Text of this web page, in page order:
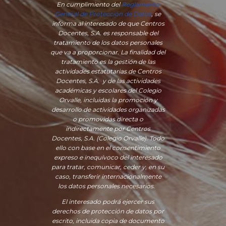
En cumplimiento delReglamento
General de Protección de Datos, se
informa al interesado de que Centros
Docentes, S.A. es responsable del
tratamiento de los datos personales
que va a proporcionar. La finalidad del
tratamiento es la gestión de las
actividades estatutarias de Centros
Docentes, S.A. y de las actividades
académicas y escolares del Colegio
Orvalle, incluidas la promoción y
desarrollo de actividades organizadas
o promovidas directa o
indirectamente por Centros
Docentes, S.A. (Colegio Orvalle). Todo
ello con base en el consentimiento
expreso e inequívoco del interesado
para tratar, comunicar, ceder y, en su
caso, transferir internacionalmente
los datos personales necesarios.
El interesado podrá ejercer sus
derechos de protección de datos por
escrito, incluida copia de documento